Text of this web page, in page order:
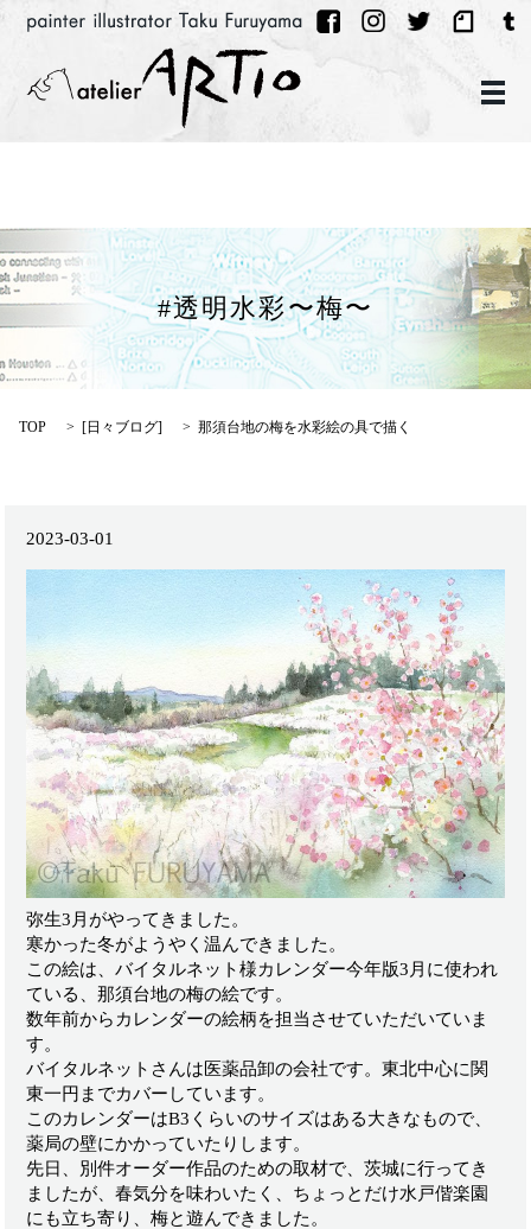
メ
#透明水彩〜梅〜
TOP [日々ブログ] 那須台地の梅を水彩絵の具で描く
2023-03-01
弥生3月がやってきました。
寒かった冬がようやく温んできました。
この絵は、バイタルネット様カレンダー今年版3月に使われ
ている、那須台地の梅の絵です。
数年前からカレンダーの絵柄を担当させていただいていま
す。
バイタルネットさんは医薬品卸の会社です。東北中心に関
東一円までカバーしています。
このカレンダーはB3くらいのサイズはある大きなもので、
薬局の壁にかかっていたりします。
先日、別件オーダー作品のための取材で、茨城に行ってき
ましたが、春気分を味わいたく、ちょっとだけ水戸偕楽園
にも立ち寄り、梅と遊んできました。